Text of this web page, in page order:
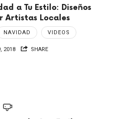
a Tu Estilo: Diseños
Artistas Locales
NAVIDAD VIDEOS
2018 SHARE